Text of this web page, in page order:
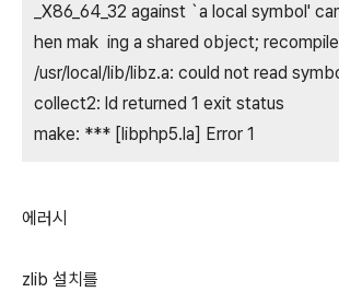
_X86_64_32 against `a local symbol'
hen mak ing a shared object;
/usr/local/lib/libz.a: could not read
collect2: ld returned 1 exit status
make: *** [libphp5.la] Error 1
에러시
zlib 설치를